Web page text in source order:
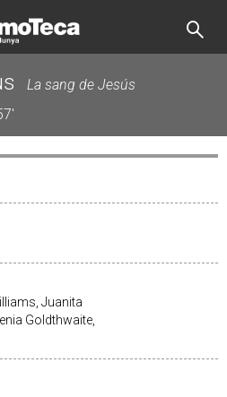
La sang de Jesús
Juanita
Goldthwaite,